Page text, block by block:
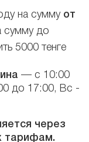
на сумму от
сумму до
5000 тенге
— с 10:00
до 17:00, Вс -
через
тарифам.